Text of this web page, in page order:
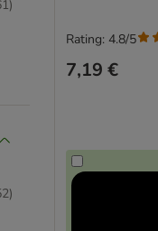
)
)
7,19 €
Rating: 4.8/5